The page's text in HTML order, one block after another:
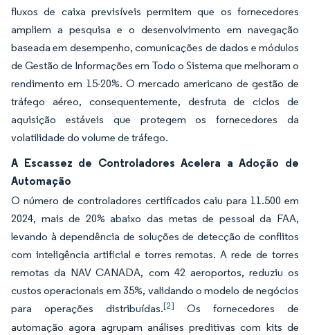
fluxos de caixa previsíveis permitem que os fornecedores
ampliem a pesquisa e o desenvolvimento em navegação
baseada em desempenho, comunicações de dados e módulos
de Gestão de Informações em Todo o Sistema que melhoram o
rendimento em 15-20%. O mercado americano de gestão de
tráfego aéreo, consequentemente, desfruta de ciclos de
aquisição estáveis que protegem os fornecedores da
volatilidade do volume de tráfego.
A Escassez de Controladores Acelera a Adoção de
Automação
O número de controladores certificados caiu para 11.500 em
2024, mais de 20% abaixo das metas de pessoal da FAA,
levando à dependência de soluções de detecção de conflitos
com inteligência artificial e torres remotas. A rede de torres
remotas da NAV CANADA, com 42 aeroportos, reduziu os
custos operacionais em 35%, validando o modelo de negócios
para operações distribuídas.[2]
Os fornecedores de
automação agora agrupam análises preditivas com kits de